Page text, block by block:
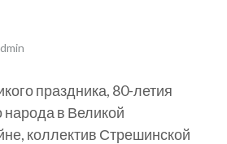
праздника, 80-летия
народа в Великой
коллектив Стрешинской